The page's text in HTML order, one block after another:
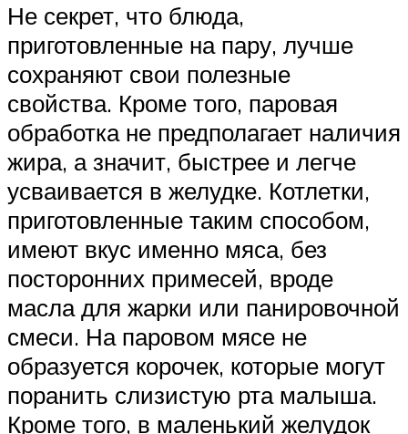
Не секрет, что блюда,
приготовленные на пару, лучше
сохраняют свои полезные
свойства. Кроме того, паровая
обработка не предполагает наличия
жира, а значит, быстрее и легче
усваивается в желудке. Котлетки,
приготовленные таким способом,
имеют вкус именно мяса, без
посторонних примесей, вроде
масла для жарки или панировочной
смеси. На паровом мясе не
образуется корочек, которые могут
поранить слизистую рта малыша.
Кроме того, в маленький желудок